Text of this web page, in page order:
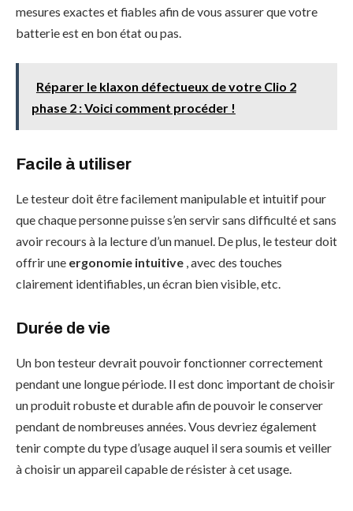
mesures exactes et fiables afin de vous assurer que votre
batterie est en bon état ou pas.
Réparer le klaxon défectueux de votre Clio 2
phase 2 : Voici comment procéder !
Facile à utiliser
Le testeur doit être facilement manipulable et intuitif pour
que chaque personne puisse s’en servir sans difficulté et sans
avoir recours à la lecture d’un manuel. De plus, le testeur doit
offrir une ergonomie intuitive , avec des touches
clairement identifiables, un écran bien visible, etc.
Durée de vie
Un bon testeur devrait pouvoir fonctionner correctement
pendant une longue période. Il est donc important de choisir
un produit robuste et durable afin de pouvoir le conserver
pendant de nombreuses années. Vous devriez également
tenir compte du type d’usage auquel il sera soumis et veiller
à choisir un appareil capable de résister à cet usage.